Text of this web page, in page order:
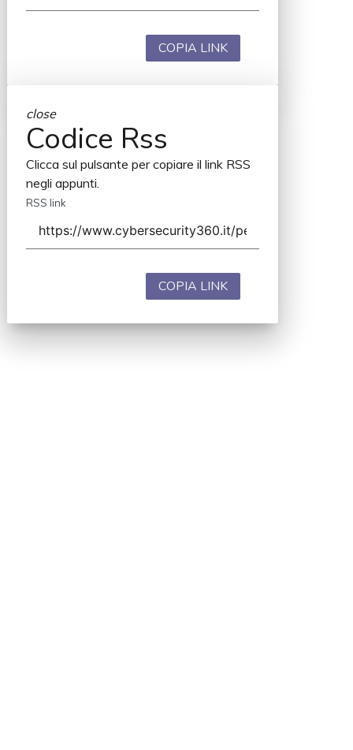
COPIA LINK
close
Codice Rss
Clicca sul pulsante per copiare il link RSS
negli appunti.
RSS link
COPIA LINK